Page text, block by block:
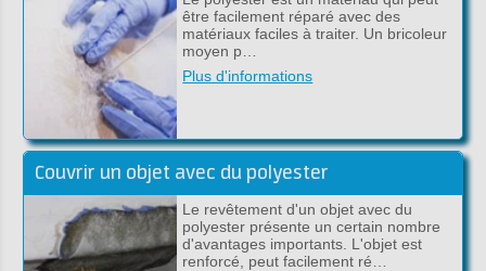
être facilement réparé avec des
matériaux faciles à traiter. Un bricoleur
moyen p…
Plus d'informations
Couvrir un objet avec du polyester
Le revêtement d'un objet avec du
polyester présente un certain nombre
d'avantages importants. L'objet est
renforcé, peut facilement ré…